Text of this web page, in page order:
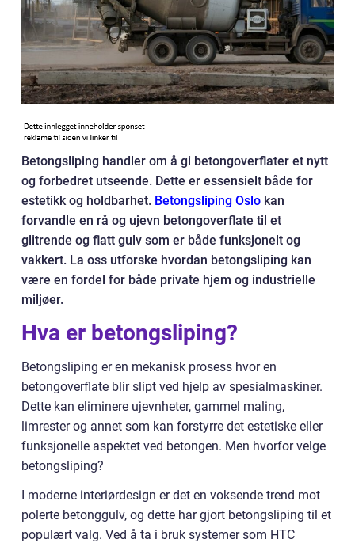
Betongsliping handler om å gi betongoverflater et nytt
og forbedret utseende. Dette er essensielt både for
estetikk og holdbarhet. Betongsliping Oslo kan
forvandle en rå og ujevn betongoverflate til et
glitrende og flatt gulv som er både funksjonelt og
vakkert. La oss utforske hvordan betongsliping kan
være en fordel for både private hjem og industrielle
miljøer.
Hva er betongsliping?
Betongsliping er en mekanisk prosess hvor en
betongoverflate blir slipt ved hjelp av spesialmaskiner.
Dette kan eliminere ujevnheter, gammel maling,
limrester og annet som kan forstyrre det estetiske eller
funksjonelle aspektet ved betongen. Men hvorfor velge
betongsliping?
I moderne interiørdesign er det en voksende trend mot
polerte betonggulv, og dette har gjort betongsliping til et
populært valg. Ved å ta i bruk systemer som HTC